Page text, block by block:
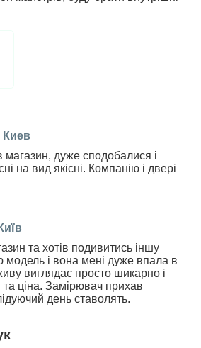
Киев
магазин, дуже сподобалися і
на вид якісні. Компанію і двері
Київ
та хотів подивитись іншу
і вона мені дуже впала в
виглядає просто шикарно і
та ціна. Замірювач прихав
день ставолять.